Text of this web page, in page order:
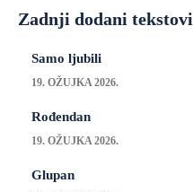
Zadnji dodani tekstovi
Samo ljubili
19. OŽUJKA 2026.
Rođendan
19. OŽUJKA 2026.
Glupan